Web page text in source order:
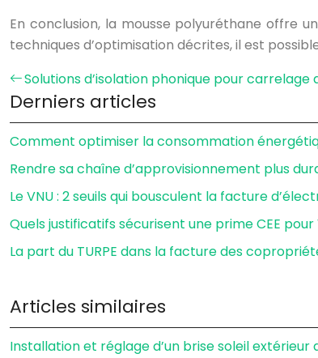
En conclusion, la mousse polyuréthane offre
techniques d’optimisation décrites, il est
Solutions d’isolation phonique pour carrelage
Derniers articles
Comment optimiser la consommation
Rendre sa chaîne d’approvisionnement plus
Le VNU : 2 seuils qui bousculent la facture
Quels justificatifs sécurisent une prime CEE
La part du TURPE dans la facture des
Articles similaires
Installation et réglage d’un brise soleil extérieur